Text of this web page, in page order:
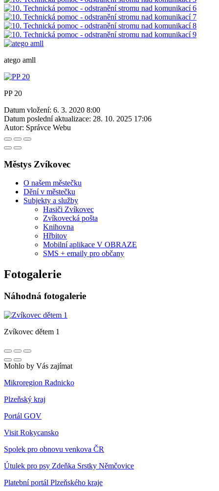
atego amll
PP 20
Datum vložení: 6. 3. 2020 8:00
Datum poslední aktualizace: 28. 10. 2025 17:06
Autor: Správce Webu
Městys Zvíkovec
O našem městečku
Dění v městečku
Subjekty a služby
Hasiči Zvíkovec
Zvíkovecká pošta
Knihovna
Hřbitov
Mobilní aplikace V OBRAZE
SMS + emaily pro občany
Fotogalerie
Náhodná fotogalerie
Zvíkovec dětem 1
Mohlo by Vás zajímat
Mikroregion Radnicko
Plzeňský kraj
Portál GOV
Visit Rokycansko
Spolek pro obnovu venkova ČR
Útulek pro psy Zdeňka Srstky Němčovice
Platební portál Plzeňského kraje